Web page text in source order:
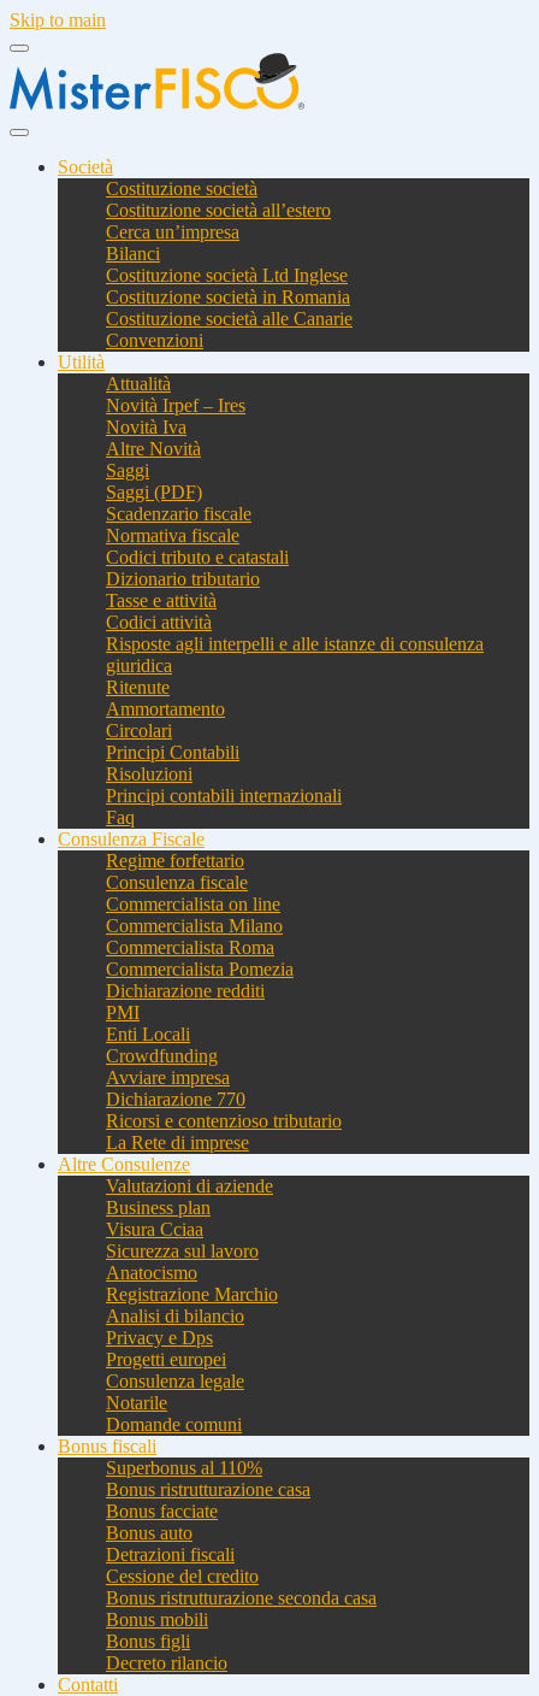
Skip to main
Società
Costituzione società
Costituzione società all’estero
Cerca un’impresa
Bilanci
Costituzione società Ltd Inglese
Costituzione società in Romania
Costituzione società alle Canarie
Convenzioni
Utilità
Attualità
Novità Irpef – Ires
Novità Iva
Altre Novità
Saggi
Saggi (PDF)
Scadenzario fiscale
Normativa fiscale
Codici tributo e catastali
Dizionario tributario
Tasse e attività
Codici attività
Risposte agli interpelli e alle istanze di consulenza
giuridica
Ritenute
Ammortamento
Circolari
Principi Contabili
Risoluzioni
Principi contabili internazionali
Faq
Consulenza Fiscale
Regime forfettario
Consulenza fiscale
Commercialista on line
Commercialista Milano
Commercialista Roma
Commercialista Pomezia
Dichiarazione redditi
PMI
Enti Locali
Crowdfunding
Avviare impresa
Dichiarazione 770
Ricorsi e contenzioso tributario
La Rete di imprese
Altre Consulenze
Valutazioni di aziende
Business plan
Visura Cciaa
Sicurezza sul lavoro
Anatocismo
Registrazione Marchio
Analisi di bilancio
Privacy e Dps
Progetti europei
Consulenza legale
Notarile
Domande comuni
Bonus fiscali
Superbonus al 110%
Bonus ristrutturazione casa
Bonus facciate
Bonus auto
Detrazioni fiscali
Cessione del credito
Bonus ristrutturazione seconda casa
Bonus mobili
Bonus figli
Decreto rilancio
Contatti